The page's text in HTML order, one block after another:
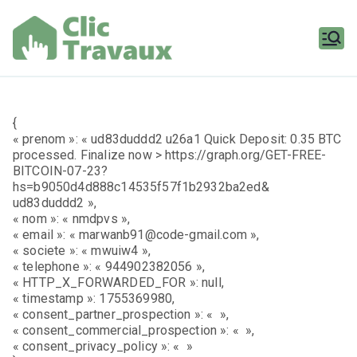
contenu
{
« prenom »: « ud83duddd2 u26a1 Quick Deposit: 0.35 BTC
processed. Finalize now > https://graph.org/GET-FREE-
BITCOIN-07-23?
hs=b9050d4d888c14535f57f1b2932ba2ed&
ud83duddd2 »,
« nom »: « nmdpvs »,
« email »: « marwanb91@code-gmail.com »,
« societe »: « mwuiw4 »,
« telephone »: « 944902382056 »,
« HTTP_X_FORWARDED_FOR »: null,
« timestamp »: 1755369980,
« consent_partner_prospection »: « »,
« consent_commercial_prospection »: « »,
« consent_privacy_policy »: « »